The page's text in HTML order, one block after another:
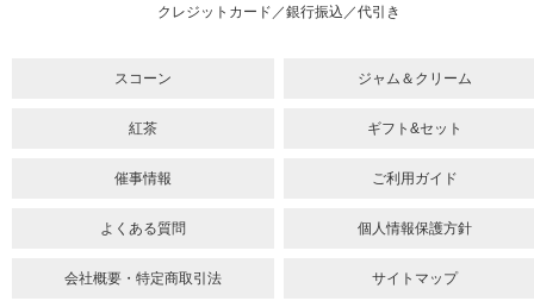
クレジットカード／銀行振込／代引き
スコーン ジャム＆クリーム
紅茶 ギフト&セット
催事情報 ご利用ガイド
よくある質問 個人情報保護方針
会社概要・特定商取引法 サイトマップ